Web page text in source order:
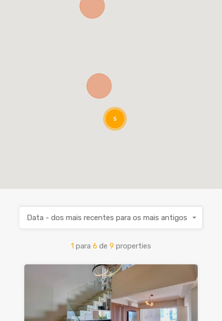
5
1 para 6 de 9 properties
Data - dos mais recentes para os mais antigos